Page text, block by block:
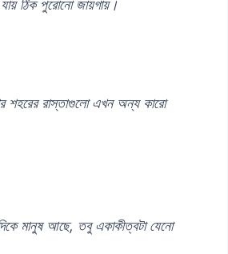
ঠিক পুরোনো জায়গায়।
শহরের রাস্তাগুলো এখন অন্য কারো
মানুষ আছে, তবু একাকীত্বটা যেনো